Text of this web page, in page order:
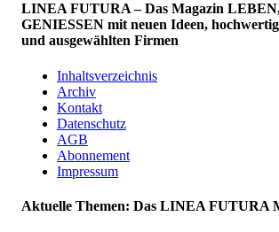
LINEA FUTURA – Das Magazin
GENIESSEN mit neuen Ideen,
und ausgewählten Firmen
Inhaltsverzeichnis
Archiv
Kontakt
Datenschutz
AGB
Abonnement
Impressum
Aktuelle Themen: Das LINEA FUTURA